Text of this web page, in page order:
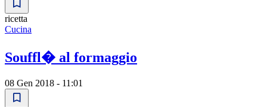
ricetta
Cucina
Souffl� al formaggio
08 Gen 2018 - 11:01